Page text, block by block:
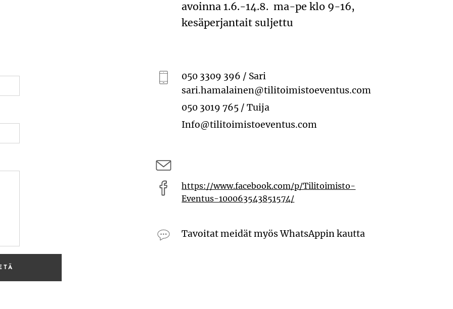
avoinna 1.6.-14.8. ma-pe klo 9-16,
kesäperjantait suljettu
050 3309 396 / Sari
sari.hamalainen@tilitoimistoeventus.com
050 3019 765 / Tuija
Info@tilitoimistoeventus.com
https://www.facebook.com/p/Tilitoimisto-
Eventus-100063543851574/
Tavoitat meidät myös WhatsAppin kautta